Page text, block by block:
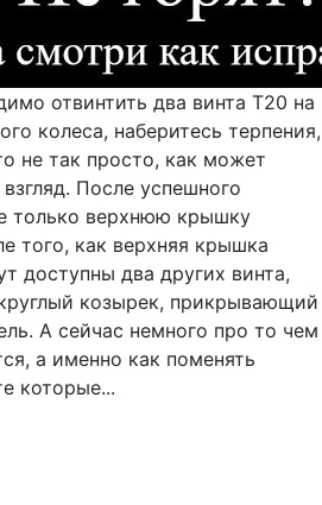
отвинтить два винта T20 на
колеса, наберитесь терпения,
не так просто, как может
После успешного
только верхнюю крышку
того, как верхняя крышка
доступны два других винта,
козырек, прикрывающий
А сейчас немного про то чем
а именно как поменять
которые...